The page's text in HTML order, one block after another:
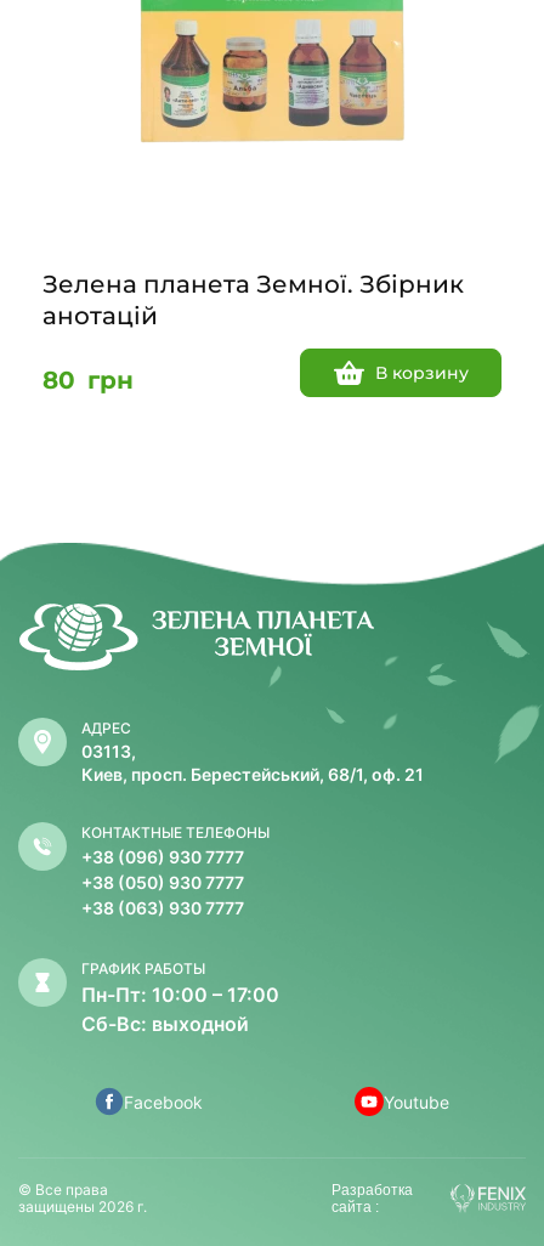
Зелена планета Земної. Збірник
анотацій
80 грн В корзину
АДРЕС
03113,
Киев, просп. Берестейський, 68/1, оф. 21
КОНТАКТНЫЕ ТЕЛЕФОНЫ
+38 (096) 930 7777
+38 (050) 930 7777
+38 (063) 930 7777
ГРАФИК РАБОТЫ
Пн-Пт: 10:00 – 17:00
Сб-Вс: выходной
Facebook Youtube
© Все права
защищены 2026 г.
Разработка
сайта :